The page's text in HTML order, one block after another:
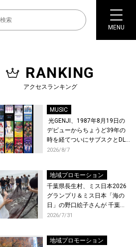
MENU
RANKING
アクセスランキング
MUSIC
光GENJI、1987年8月19日の
デビューからちょうど39年の
時を経てついにサブスクとDL
配信が解禁！
2026/8/7
地域プロモーション
千葉県長生村、ミス日本2026
グランプリ＆ミス日本「海の
日」の野口絵子さんが 千葉県
唯一の村・長生村で地引網を
2026/7/31
地域プロモーション